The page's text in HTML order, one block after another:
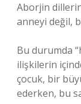
Aborjin
anneyi değil,
Bu durumda
ilişkilerin
çocuk, bir
ederken, bu